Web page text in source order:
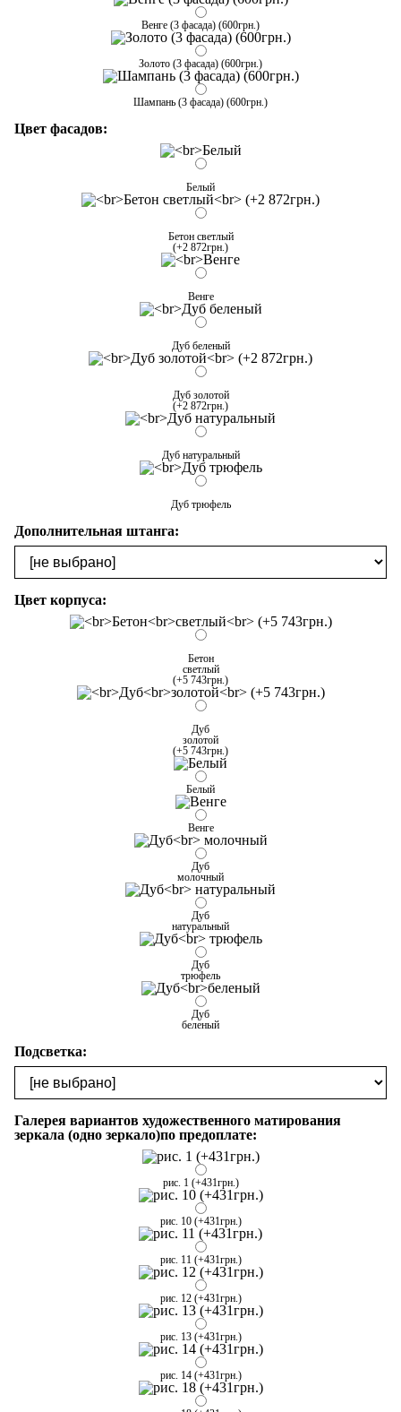
Венге (3 фасада) (600грн.)
Золото (3 фасада) (600грн.)
Шампань (3 фасада) (600грн.)
Цвет фасадов:
Белый
Бетон светлый
(+2 872грн.)
Венге
Дуб беленый
Дуб золотой
(+2 872грн.)
Дуб натуральный
Дуб трюфель
Дополнительная штанга:
Цвет корпуса:
Бетон
светлый
(+5 743грн.)
Дуб
золотой
(+5 743грн.)
Белый
Венге
Дуб
молочный
Дуб
натуральный
Дуб
трюфель
Дуб
беленый
Подсветка:
Галерея вариантов художественного матирования
зеркала (одно зеркало)по предоплате:
рис. 1 (+431грн.)
рис. 10 (+431грн.)
рис. 11 (+431грн.)
рис. 12 (+431грн.)
рис. 13 (+431грн.)
рис. 14 (+431грн.)